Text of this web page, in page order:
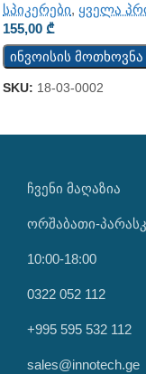
სპიკერები, ყველა
155,00 ₾
ინვოისის მოთხოვნა
SKU: 18-03-0002
ᲩᲕᲔᲜᲘ ᲛᲐᲦᲐᲖᲘᲐ
ორშაბათი-
10:00-18:00
0322 052 112
+995 595 532 112
sales@innotech.ge